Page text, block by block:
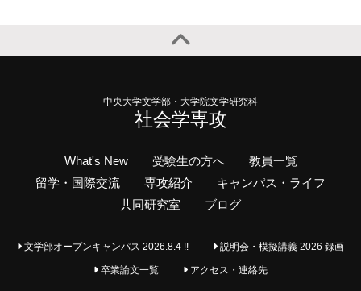
中央大学文学部・大学院文学研究科
社会学専攻
What's New 受験生の方へ
教員一覧
留学・国際交流
専攻紹介
キャンパス・ライフ
共同研究室
ブログ
文学部オープンキャンパス 2026.8.4 !! 説明会・模擬講義 2026 録画
卒業論文一覧 アクセス・連絡先